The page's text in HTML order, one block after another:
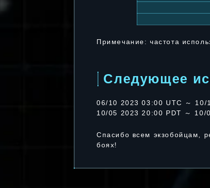
Примечание: частота
Следующее
06/10 2023 03:00 UTC ～ 10/
10/05 2023 20:00 PDT ～ 10/
Спасибо всем экзобойцам,
боях!